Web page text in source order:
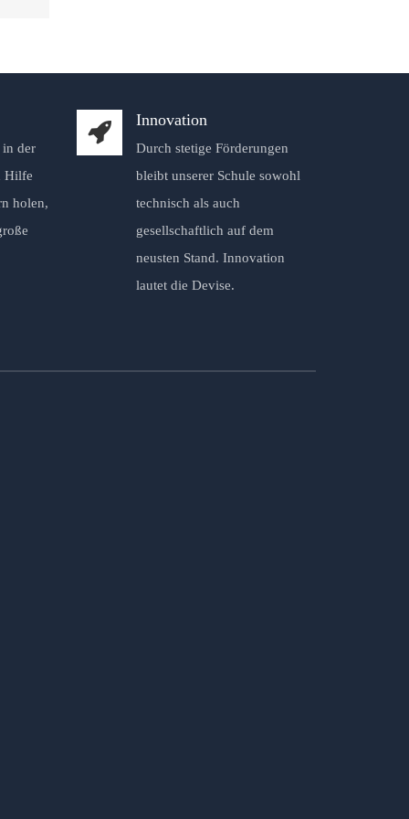
in der
Hilfe
holen,
Innovation
Durch stetige Förderungen
bleibt unserer Schule sowohl
technisch als auch
gesellschaftlich auf dem
neusten Stand. Innovation
lautet die Devise.